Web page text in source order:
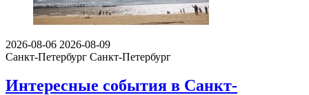
2026-08-06 2026-08-09
Санкт-Петербург Санкт-Петербург
Интересные события в Санкт-